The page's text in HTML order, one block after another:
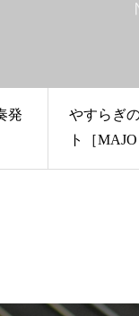
発
やすらぎ
ト［MAJO